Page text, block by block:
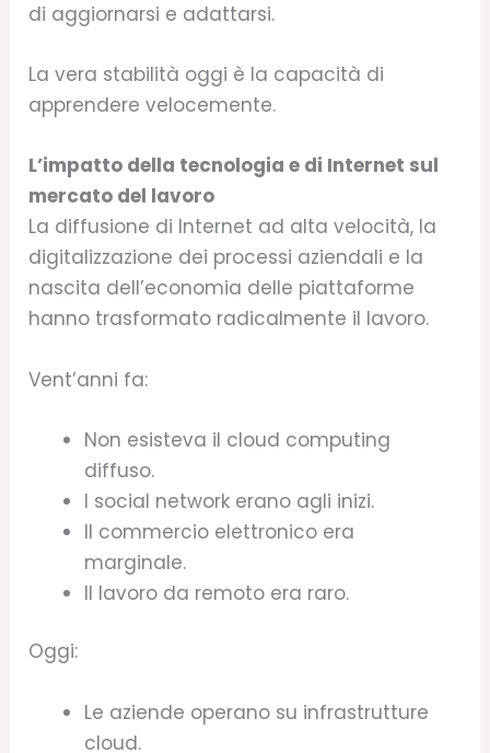
di aggiornarsi e adattarsi.
La vera stabilità oggi è la capacità di
apprendere velocemente.
L’impatto della tecnologia e di Internet sul
mercato del lavoro
La diffusione di Internet ad alta velocità, la
digitalizzazione dei processi aziendali e la
nascita dell’economia delle piattaforme
hanno trasformato radicalmente il lavoro.
Vent’anni fa:
Non esisteva il cloud computing
diffuso.
I social network erano agli inizi.
Il commercio elettronico era
marginale.
Il lavoro da remoto era raro.
Oggi:
Le aziende operano su infrastrutture
cloud.